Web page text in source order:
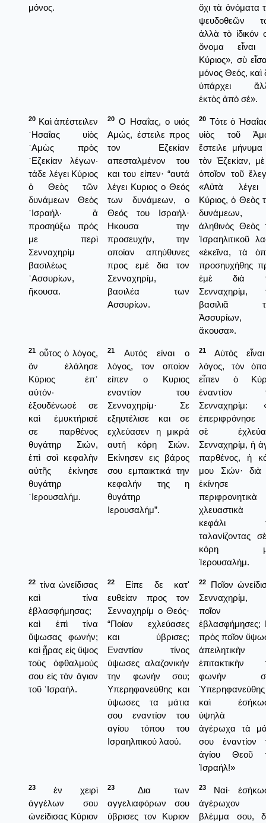
μόνος.
ὄχι τὰ ὀνόματα
ψευδοθεῶν
ἀλλὰ τὸ ἰδικόν
ὄνομα εἶναι
Κύριος», σὺ
μόνος Θεός, καὶ
ὑπάρχει
ἐκτὸς ἀπὸ σέ».
20 Καὶ ἀπέστειλεν
῾Ησαΐας υἱὸς
᾿Αμὼς πρὸς
᾿Εζεκίαν λέγων·
τάδε λέγει Κύριος
ὁ Θεὸς τῶν
δυνάμεων Θεὸς
᾿Ισραήλ· ἃ
προσηύξω πρός
με περὶ
Σενναχηρὶμ
βασιλέως
᾿Ασσυρίων,
ἤκουσα.
20 Ο Ησαΐας, ο υιός
Αμώς, έστειλε προς
τον Εζεκίαν
απεσταλμένον του
και του είπεν· “αυτά
λέγει Κυριος ο Θεός
των δυνάμεων, ο
Θεός του Ισραήλ·
Ηκουσα την
προσευχήν, την
οποίαν απηύθυνες
προς εμέ δια τον
Σενναχηρίμ,
βασιλέα των
Ασσυρίων.
20 Τότε ὁ
υἱὸς τοῦ
ἔστειλε μήνυμα
τὸν Ἐζεκίαν,
ὁποῖον τοῦ
«Αὐτὰ
Κύριος, ὁ Θεὸς
ἀληθινὸς Θεὸς
Ἰσραηλιτικοῦ
«ἐκεῖνα, τὰ
προσηυχήθης
ἐμὲ διὰ
Σενναχηρίμ,
βασιλιᾶ
Ἀσσυρίων,
ἄκουσα».
21 οὖτος ὁ λόγος,
ὃν ἐλάλησε
Κύριος ἐπ᾿
αὐτόν·
ἐξουδένωσέ σε
καὶ ἐμυκτήρισέ
σε παρθένος
θυγάτηρ Σιών,
ἐπὶ σοὶ κεφαλὴν
αὐτῆς ἐκίνησε
θυγάτηρ
῾Ιερουσαλήμ.
21
Αυτός είναι ο
λόγος, τον οποίον
είπεν ο Κυριος
εναντίον του
Σενναχηρίμ· Σε
εξηυτέλισε και σε
εχλεύασεν η μικρά
αυτή κόρη Σιών.
Εκίνησεν εις βάρος
σου εμπαικτικά την
κεφαλήν της η
θυγάτηρ
Ιερουσαλήμ”.
21
Αὐτὸς
λόγος, τὸν
εἶπεν ὁ
ἐναντίον
Σενναχηρίμ:
ἐπεριφρόνησε
σὲ
Σενναχηρίμ, ἡ
παρθένος, ἡ
μου Σιών·
ἐκίνησε
περιφρονητικὰ
χλευαστικὰ
κεφάλι
ταλανίζοντας
κόρη
Ἱερουσαλήμ.
22 τίνα ὠνείδισας
καὶ τίνα
ἐβλασφήμησας;
καὶ ἐπὶ τίνα
ὕψωσας φωνήν;
καὶ ᾖρας εἰς ὕψος
τοὺς ὀφθαλμούς
σου εἰς τὸν ἅγιον
τοῦ ᾿Ισραήλ.
22
Είπε δε κατ'
ευθείαν προς τον
Σενναχηρίμ ο Θεός·
“Ποίον εχλεύασες
και ύβρισες;
Εναντίον τίνος
ύψωσες αλαζονικήν
την φωνήν σου;
Υπερηφανεύθης και
ύψωσες τα μάτια
σου εναντίον του
αγίου τόπου του
Ισραηλιτικού λαού.
22
Ποῖον
Σενναχηρίμ,
ποῖον
ἐβλασφήμησες;
πρὸς ποῖον
ἀπειλητικὴν
ἐπιτακτικὴν
φωνήν
Ὑπερηφανεύθης
καὶ
ὑψηλὰ
ἀγέρωχα τὰ
σου ἐναντίον
ἁγίου Θεοῦ
Ἰσραήλ!»
23
ἐν χειρὶ
ἀγγέλων σου
ὠνείδισας Κύριον
23
Δια των
αγγελιαφόρων σου
ύβρισες τον Κυριον
23
Ναί·
ἀγέρωχον
βλέμμα σου,